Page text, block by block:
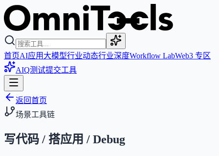
首页AI应用 大模型行业动态行业深度Workflow LabWeb3 专区
AIQ测试提交工具
返回首页
场景工具链
写代码 / 搭应用 / Debug